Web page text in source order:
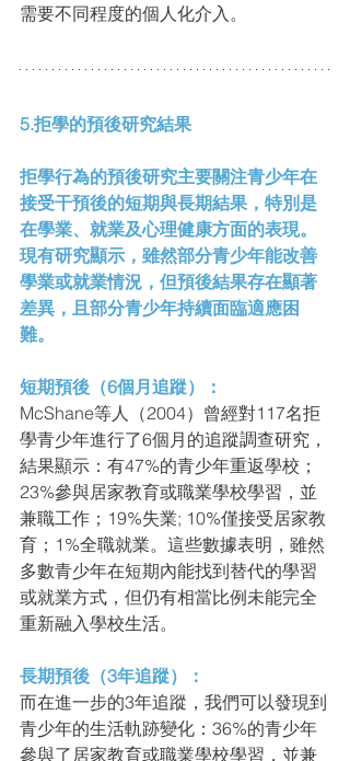
需要不同程度的個人化介入。
5.拒學的預後研究結果
拒學行為的預後研究主要關注青少年在
接受干預後的短期與長期結果，特別是
在學業、就業及心理健康方面的表現。
現有研究顯示，雖然部分青少年能改善
學業或就業情況，但預後結果存在顯著
差異，且部分青少年持續面臨適應困
難。
短期預後（6個月追蹤）：
McShane等人（2004）曾經對117名拒
學青少年進行了6個月的追蹤調查研究，
結果顯示：有47%的青少年重返學校；
23%參與居家教育或職業學校學習，並
兼職工作；19%失業; 10%僅接受居家教
育；1%全職就業。這些數據表明，雖然
多數青少年在短期內能找到替代的學習
或就業方式，但仍有相當比例未能完全
重新融入學校生活。
長期預後（3年追蹤）：
而在進一步的3年追蹤，我們可以發現到
青少年的生活軌跡變化：36%的青少年
參與了居家教育或職業學校學習，並兼